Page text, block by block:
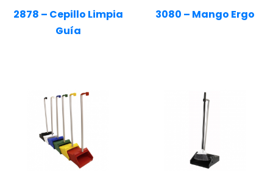
2878 – Cepillo Limpia
Guía
3080 – Mango Ergo